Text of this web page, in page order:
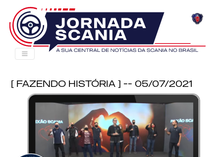
[ Fazendo história ] -- 05/07/2021